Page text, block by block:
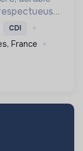
CDI
France